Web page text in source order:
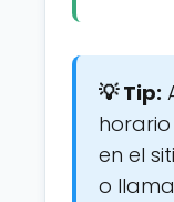
💡 Tip:
en el
o